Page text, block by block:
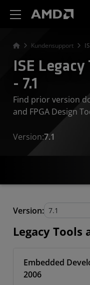
Kundensupport
ISE
- 7.1
Find prior version
and FPGA Design
Version:7.1
Version:
Legacy
Embedded
2006